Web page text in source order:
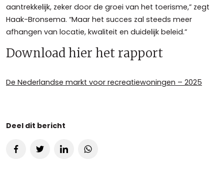
aantrekkelijk, zeker door de groei van het toerisme,” zegt
Haak-Bronsema. “Maar het succes zal steeds meer
afhangen van locatie, kwaliteit en duidelijk beleid.”
Download hier het rapport
De Nederlandse markt voor recreatiewoningen – 2025
Deel dit bericht